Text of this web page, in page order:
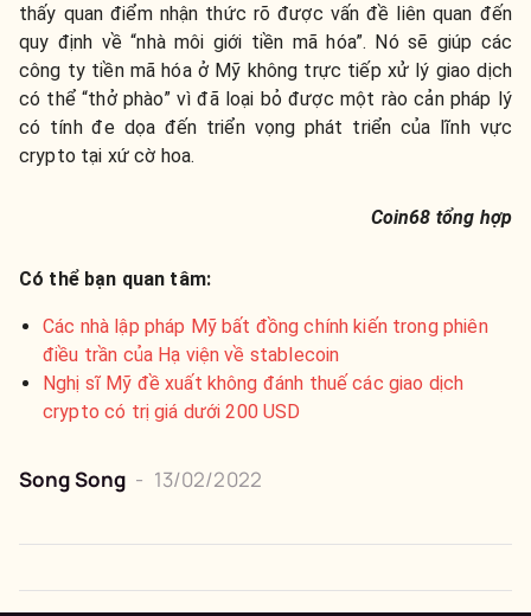
thấy quan điểm nhận thức rõ được vấn đề liên quan đến
quy định về “nhà môi giới tiền mã hóa”. Nó sẽ giúp các
công ty tiền mã hóa ở Mỹ không trực tiếp xử lý giao dịch
có thể “thở phào” vì đã loại bỏ được một rào cản pháp lý
có tính đe dọa đến triển vọng phát triển của lĩnh vực
crypto tại xứ cờ hoa.
Coin68 tổng hợp
Có thể bạn quan tâm:
Các nhà lập pháp Mỹ bất đồng chính kiến trong phiên
điều trần của Hạ viện về stablecoin
Nghị sĩ Mỹ đề xuất không đánh thuế các giao dịch
crypto có trị giá dưới 200 USD
Song Song - 13/02/2022